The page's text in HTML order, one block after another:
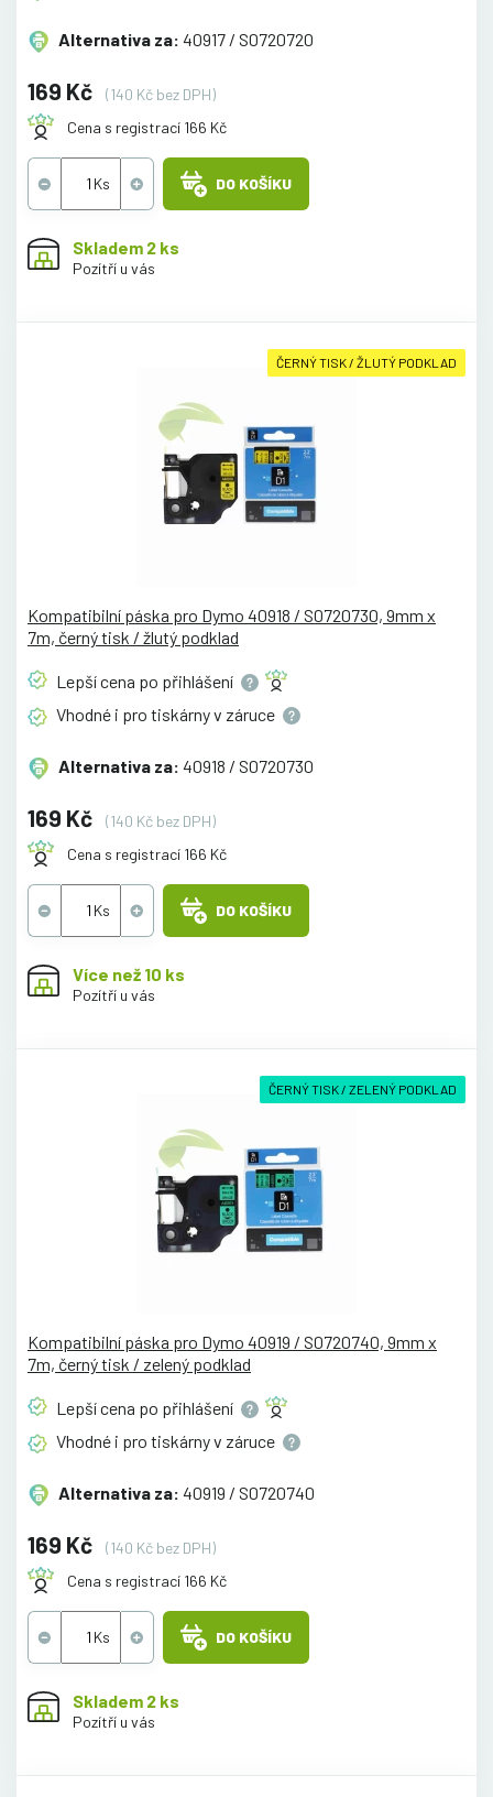
Alternativa za: 40917 / S0720720
169 Kč
(140 Kč bez DPH)
Cena s registrací 166 Kč
DO KOŠÍKU
Skladem 2 ks
Pozítří u vás
ČERNÝ TISK / ŽLUTÝ PODKLAD
Kompatibilní páska pro Dymo 40918 / S0720730, 9mm x
7m, černý tisk / žlutý podklad
Lepší cena po přihlášení
Vhodné i pro tiskárny v záruce
Alternativa za: 40918 / S0720730
169 Kč
(140 Kč bez DPH)
Cena s registrací 166 Kč
DO KOŠÍKU
Více než 10 ks
Pozítří u vás
ČERNÝ TISK / ZELENÝ PODKLAD
Kompatibilní páska pro Dymo 40919 / S0720740, 9mm x
7m, černý tisk / zelený podklad
Lepší cena po přihlášení
Vhodné i pro tiskárny v záruce
Alternativa za: 40919 / S0720740
169 Kč
(140 Kč bez DPH)
Cena s registrací 166 Kč
DO KOŠÍKU
Skladem 2 ks
Pozítří u vás